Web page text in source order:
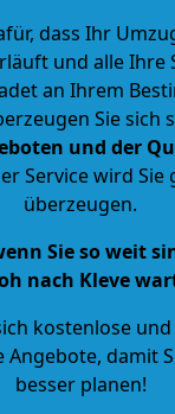
dass Ihr
und alle Ihre
an Ihrem
Sie sich
und der
Service wird
überzeugen.
Sie so weit
nach Kleve
kostenlose
Angebote, damit
besser planen!